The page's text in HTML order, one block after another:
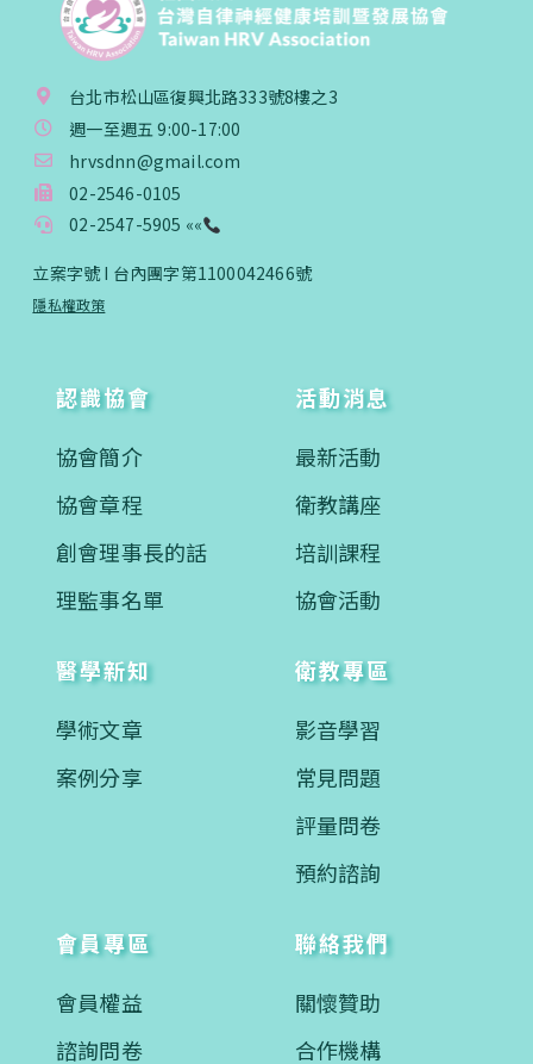
台北市松山區復興北路333號8樓之3
週一至週五 9:00-17:00
hrvsdnn@gmail.com
02-2546-0105
02-2547-5905 ««
立案字號 I 台內團字第1100042466號
隱私權政策
認識協會
協會簡介
協會章程
創會理事長的話
理監事名單
活動消息
最新活動
衛教講座
培訓課程
協會活動
醫學新知
學術文章
案例分享
衛教專區
影音學習
常見問題
評量問卷
預約諮詢
會員專區
會員權益
諮詢問卷
聯絡我們
關懷贊助
合作機構